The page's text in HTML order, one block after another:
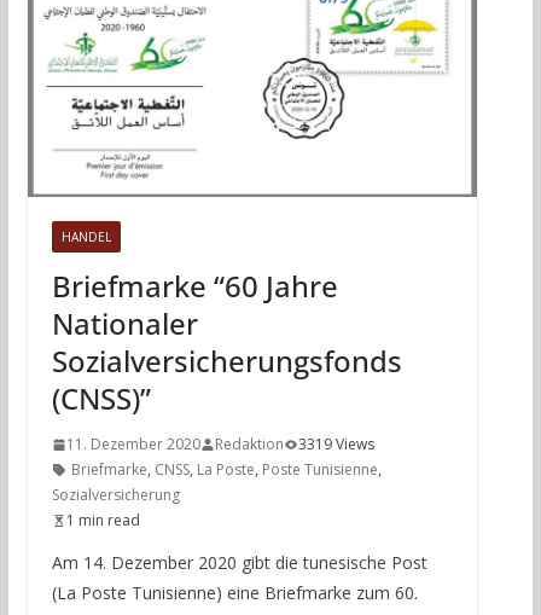
HANDEL
Briefmarke “60 Jahre
Nationaler
Sozialversicherungsfonds
(CNSS)”
11. Dezember 2020 Redaktion
3319 Views
Briefmarke, CNSS, La Poste, Poste Tunisienne,
Sozialversicherung
1 min read
Am 14. Dezember 2020 gibt die tunesische Post
(La Poste Tunisienne) eine Briefmarke zum 60.